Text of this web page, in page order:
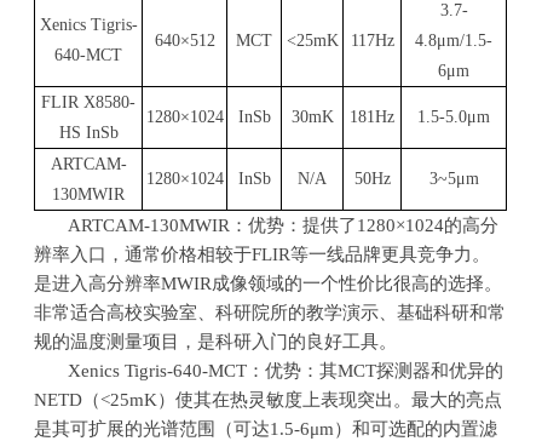
Xenics Tigris-
640-MCT
640×512 MCT <25mK 117Hz
3.7-
4.8μm/1.5-
6μm
FLIR X8580-
HS InSb
1280×1024 InSb 30mK 181Hz 1.5-5.0μm
ARTCAM-
130MWIR
1280×1024 InSb N/A 50Hz 3~5μm
ARTCAM-130MWIR：优势：提供了1280×1024的高分
辨率入口，通常价格相较于FLIR等一线品牌更具竞争力。
是进入高分辨率MWIR成像领域的一个性价比很高的选择。
非常适合高校实验室、科研院所的教学演示、基础科研和常
规的温度测量项目，是科研入门的良好工具。
Xenics Tigris-640-MCT：优势：其MCT探测器和优异的
NETD （<25mK）使其在热灵敏度上表现突出。最大的亮点
是其可扩展的光谱范围（可达1.5-6μm）和可选配的内置滤